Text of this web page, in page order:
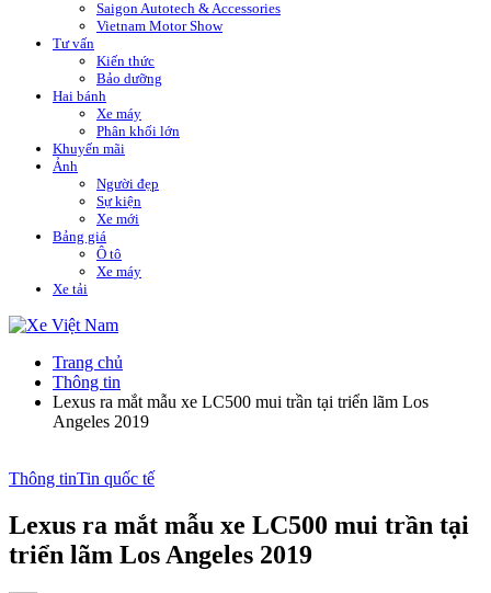
Saigon Autotech & Accessories
Vietnam Motor Show
Tư vấn
Kiến thức
Bảo dưỡng
Hai bánh
Xe máy
Phân khối lớn
Khuyến mãi
Ảnh
Người đẹp
Sự kiện
Xe mới
Bảng giá
Ô tô
Xe máy
Xe tải
Trang chủ
Thông tin
Lexus ra mắt mẫu xe LC500 mui trần tại triển lãm Los
Angeles 2019
Thông tinTin quốc tế
Lexus ra mắt mẫu xe LC500 mui trần tại
triển lãm Los Angeles 2019